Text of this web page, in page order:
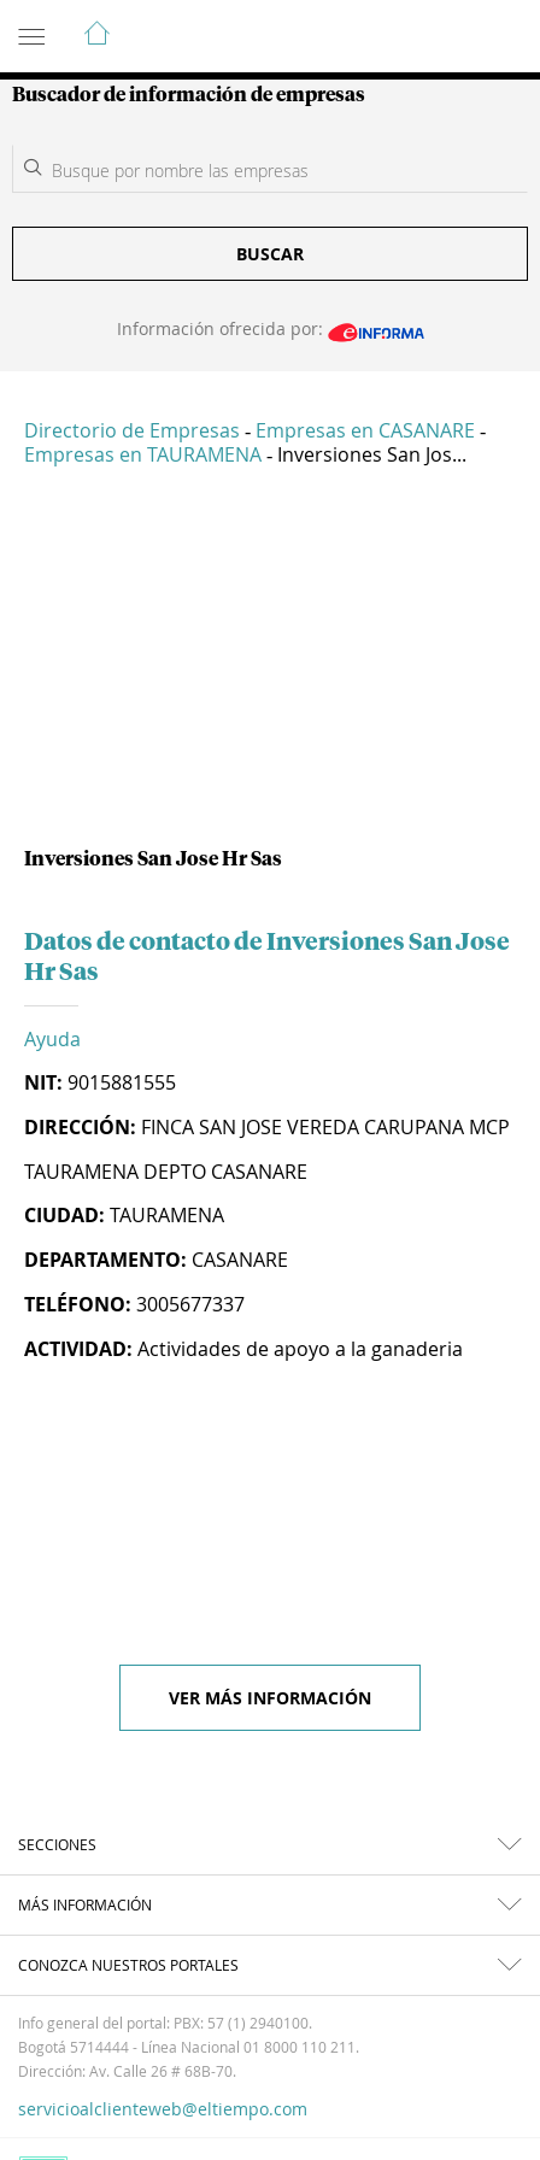
Guía de Empresas Colombianas
Buscador de información de empresas
BUSCAR
Información ofrecida por:
Directorio de Empresas - Empresas en CASANARE -
Empresas en TAURAMENA - Inversiones San Jos...
Inversiones San Jose Hr Sas
Datos de contacto de Inversiones San Jose
Hr Sas
Ayuda
NIT: 9015881555
DIRECCIÓN: FINCA SAN JOSE VEREDA CARUPANA MCP
TAURAMENA DEPTO CASANARE
CIUDAD: TAURAMENA
DEPARTAMENTO: CASANARE
TELÉFONO: 3005677337
ACTIVIDAD: Actividades de apoyo a la ganaderia
VER MÁS INFORMACIÓN
SECCIONES
MÁS INFORMACIÓN
CONOZCA NUESTROS PORTALES
Info general del portal: PBX: 57 (1) 2940100.
Bogotá 5714444 - Línea Nacional 01 8000 110 211.
Dirección: Av. Calle 26 # 68B-70.
servicioalclienteweb@eltiempo.com